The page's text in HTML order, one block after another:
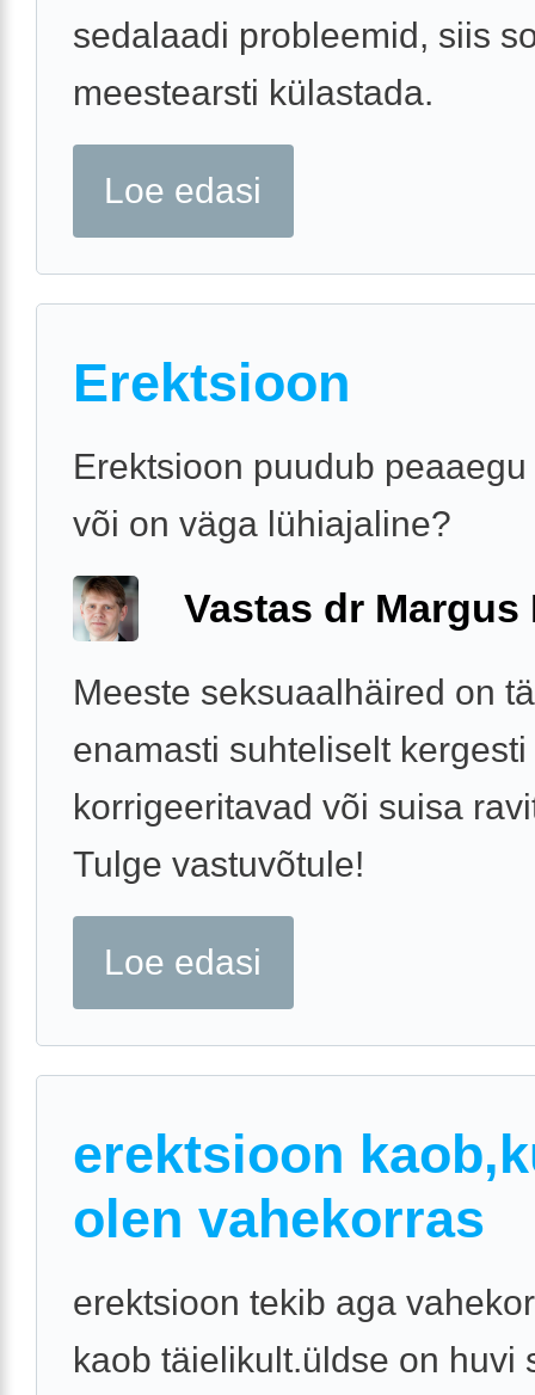
sedalaadi probleemid, siis
meestearsti külastada.
Loe edasi
Erektsioon
Erektsioon puudub
või on väga lühiajaline?
Vastas dr Margus
Meeste seksuaalhäired on
enamasti suhteliselt kergesti
korrigeeritavad või suisa
Tulge vastuvõtule!
Loe edasi
erektsioon
olen vahekorras
erektsioon tekib aga
kaob täielikult.üldse on huvi